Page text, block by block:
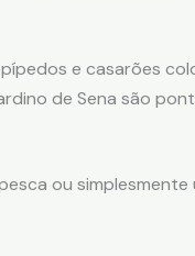
e casarões
de Sena são
ou simplesmente